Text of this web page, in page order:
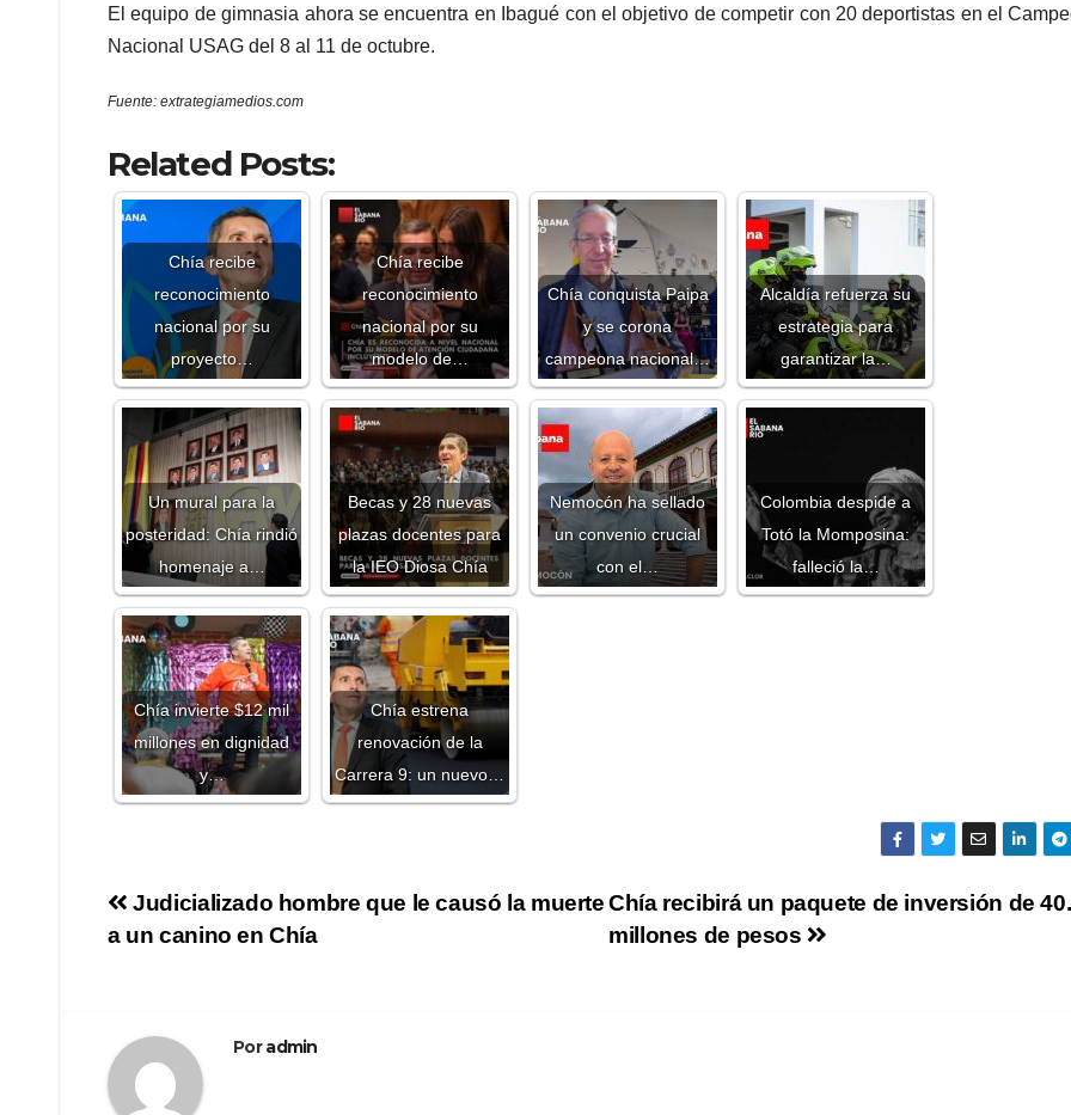
El equipo de gimnasia ahora se encuentra en Ibagué con el objetivo de competir con 20 deportistas en el
Nacional USAG del 8 al 11 de octubre.
Fuente: extrategiamedios.com
Related Posts:
Chía recibe
reconocimiento
nacional por su
proyecto…
Chía recibe
reconocimiento
nacional por su
modelo de…
Chía conquista Paipa
y se corona
campeona nacional…
Alcaldía refuerza su
estrategia para
garantizar la…
Un mural para la
posteridad: Chía rindió
homenaje a…
Becas y 28 nuevas
plazas docentes para
la IEO Diosa Chía
Nemocón ha sellado
un convenio crucial
con el…
Colombia despide a
Totó la Momposina:
falleció la…
Chía invierte $12 mil
millones en dignidad
y…
Chía estrena
renovación de la
Carrera 9: un nuevo…
Chía recibirá un paquete de inversión de
millones de pesos
Judicializado hombre que le causó la muerte
a un canino en Chía
Poradmin